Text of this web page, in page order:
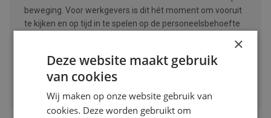
beweging. Voor werkgevers is dit hét moment om vooruit
te kijken en op tijd in te spelen op de personeelsbehoefte
LEES MEER
×
Deze website maakt gebruik
van cookies
Wij maken op onze website gebruik van
cookies. Deze worden gebruikt om